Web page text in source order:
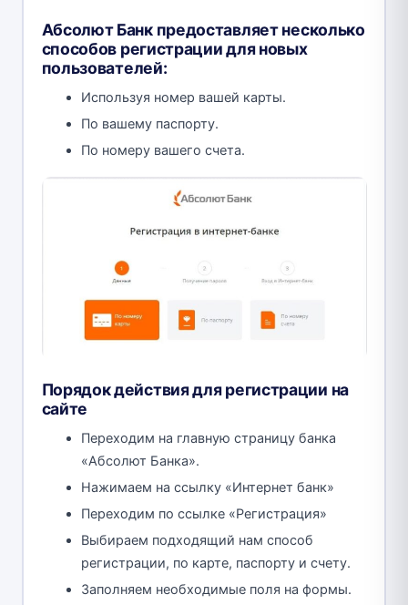
Абсолют Банк предоставляет несколько
способов регистрации для новых
пользователей:
Используя номер вашей карты.
По вашему паспорту.
По номеру вашего счета.
Порядок действия для регистрации на
сайте
Переходим на главную страницу банка
«Абсолют Банка».
Нажимаем на ссылку «Интернет банк»
Переходим по ссылке «Регистрация»
Выбираем подходящий нам способ
регистрации, по карте, паспорту и счету.
Заполняем необходимые поля на формы.